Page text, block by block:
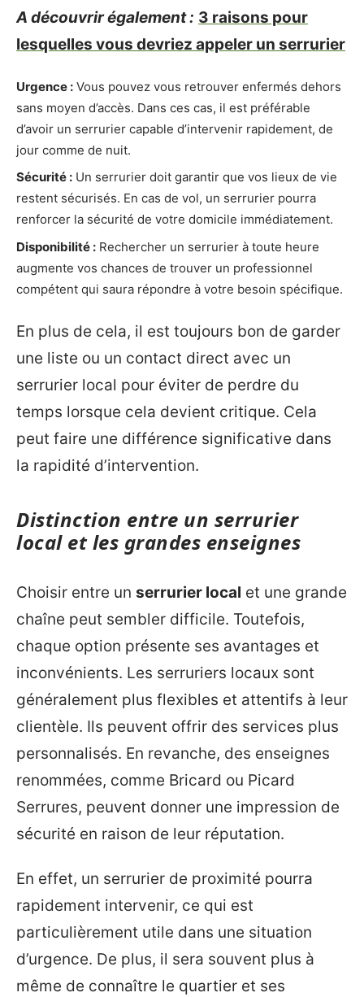
A découvrir également : 3 raisons pour
lesquelles vous devriez appeler un serrurier
Urgence : Vous pouvez vous retrouver enfermés dehors
sans moyen d’accès. Dans ces cas, il est préférable
d’avoir un serrurier capable d’intervenir rapidement, de
jour comme de nuit.
Sécurité : Un serrurier doit garantir que vos lieux de vie
restent sécurisés. En cas de vol, un serrurier pourra
renforcer la sécurité de votre domicile immédiatement.
Disponibilité : Rechercher un serrurier à toute heure
augmente vos chances de trouver un professionnel
compétent qui saura répondre à votre besoin spécifique.
En plus de cela, il est toujours bon de garder
une liste ou un contact direct avec un
serrurier local pour éviter de perdre du
temps lorsque cela devient critique. Cela
peut faire une différence significative dans
la rapidité d’intervention.
Distinction entre un serrurier
local et les grandes enseignes
Choisir entre un serrurier local et une grande
chaîne peut sembler difficile. Toutefois,
chaque option présente ses avantages et
inconvénients. Les serruriers locaux sont
généralement plus flexibles et attentifs à leur
clientèle. Ils peuvent offrir des services plus
personnalisés. En revanche, des enseignes
renommées, comme Bricard ou Picard
Serrures, peuvent donner une impression de
sécurité en raison de leur réputation.
En effet, un serrurier de proximité pourra
rapidement intervenir, ce qui est
particulièrement utile dans une situation
d’urgence. De plus, il sera souvent plus à
même de connaître le quartier et ses